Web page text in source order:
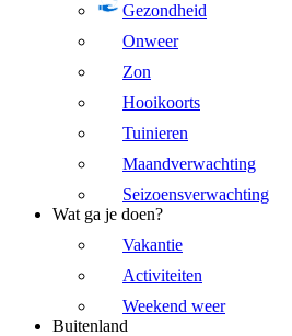
Gezondheid
Onweer
Zon
Hooikoorts
Tuinieren
Maandverwachting
Seizoensverwachting
Wat ga je doen?
Vakantie
Activiteiten
Weekend weer
Buitenland